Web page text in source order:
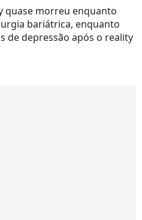
quase morreu enquanto
bariátrica, enquanto
de depressão após o reality